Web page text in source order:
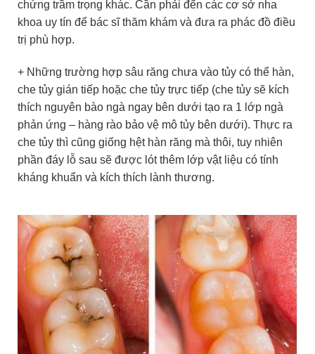
chứng trầm trọng khác. Cần phải đến các cơ sở nha
khoa uy tín để bác sĩ thăm khám và đưa ra phác đồ điều
trị phù hợp.
+ Những trường hợp sâu răng chưa vào tủy có thể hàn,
che tủy gián tiếp hoặc che tủy trực tiếp (che tủy sẽ kích
thích nguyên bào ngà ngay bên dưới tạo ra 1 lớp ngà
phản ứng – hàng rào bảo vệ mô tủy bên dưới). Thực ra
che tủy thì cũng giống hệt hàn răng mà thôi, tuy nhiên
phần đáy lỗ sau sẽ được lót thêm lớp vật liệu có tính
kháng khuẩn và kích thích lành thương.